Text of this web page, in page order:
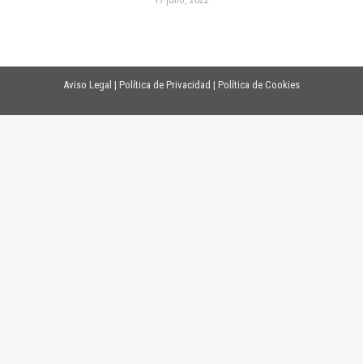
Aviso Legal | Política de Privacidad | Política de Cookies